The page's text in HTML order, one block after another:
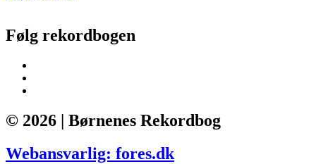
Følg rekordbogen
© 2026 | Børnenes Rekordbog
Webansvarlig: fores.dk